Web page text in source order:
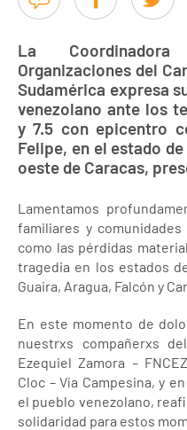
La
Organizaciones del
Sudamérica expresa
venezolano ante los
y 7.5 con epicentro
Felipe, en el estado
oeste de Caracas,
Lamentamos
familiares y
como las pérdidas
tragedia en los estados
Guaira, Aragua, Falcón y
En este momento de
nuestrxs compañerxs
Ezequiel Zamora –
Cloc – Vía Campesina, y
el pueblo venezolano,
solidaridad para estos